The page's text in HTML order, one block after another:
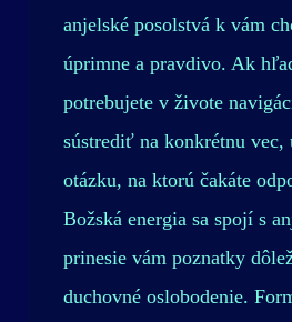
anjelské posolstvá k vám
úprimne a pravdivo. Ak
potrebujete v živote
sústrediť na konkrétnu vec,
otázku, na ktorú čakáte
Božská energia sa spojí s
prinesie vám poznatky
duchovné oslobodenie.